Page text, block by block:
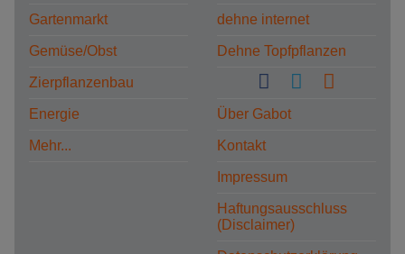
Gartenmarkt
Gemüse/Obst
Zierpflanzenbau
Energie
Mehr...
dehne internet
Dehne Topfpflanzen
Über Gabot
Kontakt
Impressum
Haftungsausschluss
(Disclaimer)